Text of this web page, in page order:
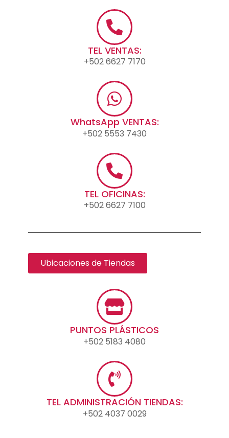
TEL VENTAS:
+502 6627 7170
WhatsApp VENTAS:
+502 5553 7430
TEL OFICINAS:
+502 6627 7100
Ubicaciones de Tiendas
PUNTOS PLÁSTICOS
+502 5183 4080
TEL ADMINISTRACIÓN TIENDAS:
+502 4037 0029